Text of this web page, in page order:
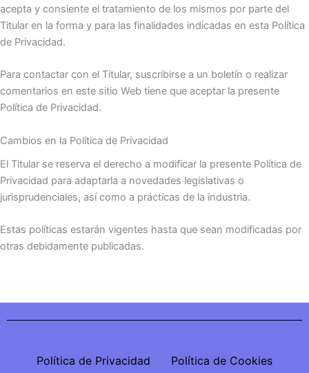
acepta y consiente el tratamiento de los mismos por parte del
Titular en la forma y para las finalidades indicadas en esta Política
de Privacidad.
Para contactar con el Titular, suscribirse a un boletín o realizar
comentarios en este sitio Web tiene que aceptar la presente
Política de Privacidad.
Cambios en la Política de Privacidad
El Titular se reserva el derecho a modificar la presente Política de
Privacidad para adaptarla a novedades legislativas o
jurisprudenciales, así como a prácticas de la industria.
Estas políticas estarán vigentes hasta que sean modificadas por
otras debidamente publicadas.
Política de Privacidad Política de Cookies